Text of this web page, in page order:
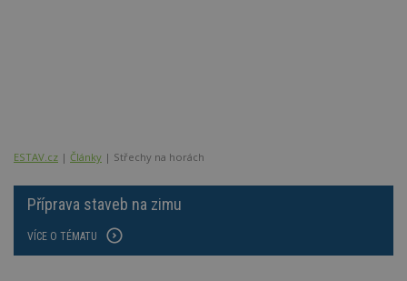
ESTAV.cz Články Střechy na horách
Příprava staveb na zimu
VÍCE O TÉMATU